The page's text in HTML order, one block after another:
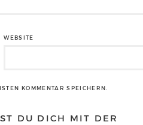
WEBSITE
KOMMENTAR SPEICHERN.
DU DICH MIT DER